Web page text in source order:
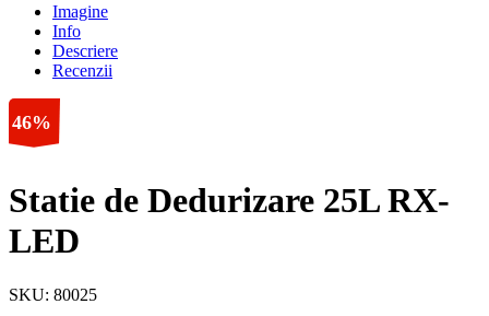
Imagine
Info
Descriere
Recenzii
46%
Statie de Dedurizare 25L RX-
LED
SKU: 80025